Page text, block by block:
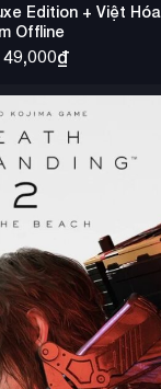
Edition + Việt Hóa
Offline
49,000₫